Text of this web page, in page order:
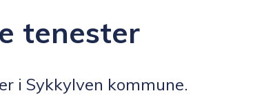
tenester
i Sykkylven kommune.